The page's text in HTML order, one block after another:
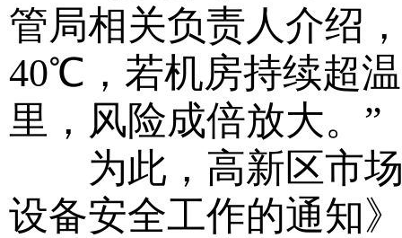
管局相关负责人介绍
40℃，若机房持续超
里，风险成倍放大。”
为此，高新区市场
设备安全工作的通知